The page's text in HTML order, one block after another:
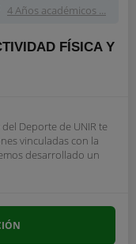
4 Años académicos ...
FÍSICA Y
Deporte de UNIR te
vinculadas con la
desarrollado un